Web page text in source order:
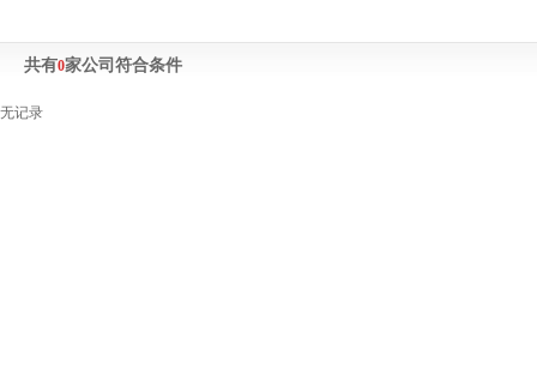
共有0家公司符合条件
无记录